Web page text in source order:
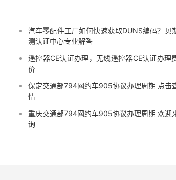
汽车零配件工厂如何快速获取DUNS编码？贝
测认证中心专业解答
遥控器CE认证办理，无线遥控器CE认证办理
价
保定交通部794网约车905协议办理周期 点击
情
重庆交通部794网约车905协议办理周期 欢迎
询